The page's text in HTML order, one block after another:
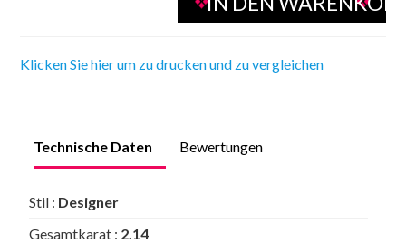
Klicken Sie hier um zu drucken und zu vergleichen
Technische Daten Bewertungen
Stil : Designer
Gesamtkarat : 2.14